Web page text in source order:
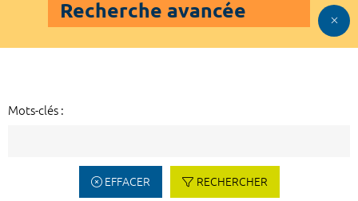
Recherche avancée
Mots-clés :
EFFACER RECHERCHER